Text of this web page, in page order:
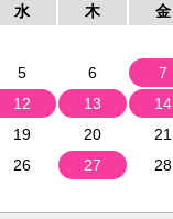
水 木 金
5
6 7
12
13 14
19
20 21
26
27 28